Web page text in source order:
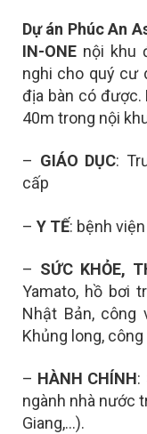
Dự án Phúc An
IN-ONE nội khu
nghi cho quý cư
địa bàn có được.
40m trong nội
– GIÁO DỤC:
cấp
– Y TẾ: bệnh
– SỨC KHỎE,
Yamato, hồ bơi
Nhật Bản, công
Khủng long,
– HÀNH CHÍNH:
ngành nhà nước
Giang,…).